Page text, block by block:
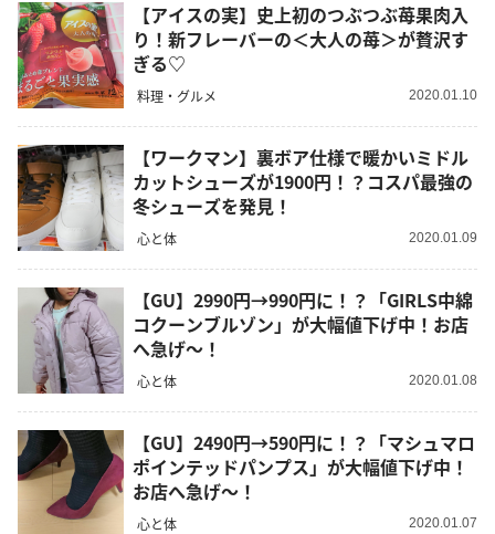
【アイスの実】史上初のつぶつぶ苺果肉入
り！新フレーバーの＜大人の苺＞が贅沢す
ぎる♡
料理・グルメ 2020.01.10
【ワークマン】裏ボア仕様で暖かいミドル
カットシューズが1900円！？コスパ最強の
冬シューズを発見！
心と体 2020.01.09
【GU】2990円→990円に！？「GIRLS中綿
コクーンブルゾン」が大幅値下げ中！お店
へ急げ～！
心と体 2020.01.08
【GU】2490円→590円に！？「マシュマロ
ポインテッドパンプス」が大幅値下げ中！
お店へ急げ～！
心と体 2020.01.07